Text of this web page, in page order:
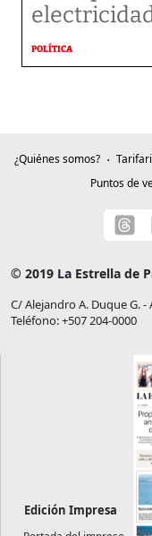
POLÍTICA
¿Quiénes somos?
Puntos de
© 2019 La Estrella de
C/ Alejandro A. Duque G.
Teléfono: +507 204-0000
Edición Impresa